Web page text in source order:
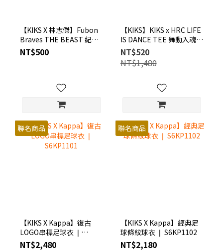
【KIKS X 林志傑】Fubon
Braves THE BEAST 紀念
壓克力立牌組 ❘
S6BE3004
NT$500
【KIKS】KIKS x HRC LIFE
IS DANCE TEE 舞動入魂
TEE | 灰藍 | A41112BL
NT$520
NT$1,480
聯名商品
【KIKS X Kappa】復古
LOGO串標足球衣 ❘
S6KP1101
NT$2,480
聯名商品
【KIKS X Kappa】經典足
球條紋球衣 ❘ S6KP1102
NT$2,180